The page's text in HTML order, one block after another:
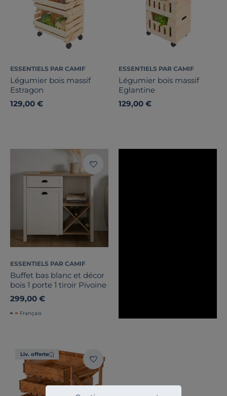
ESSENTIELS PAR CAMIF
Légumier bois massif
Estragon
129,00 €
ESSENTIELS PAR CAMIF
Légumier bois massif
Eglantine
129,00 €
ESSENTIELS PAR CAMIF
Buffet bas blanc et décor
bois 1 porte 1 tiroir Pivoine
299,00 €
Français
Liv. offerte